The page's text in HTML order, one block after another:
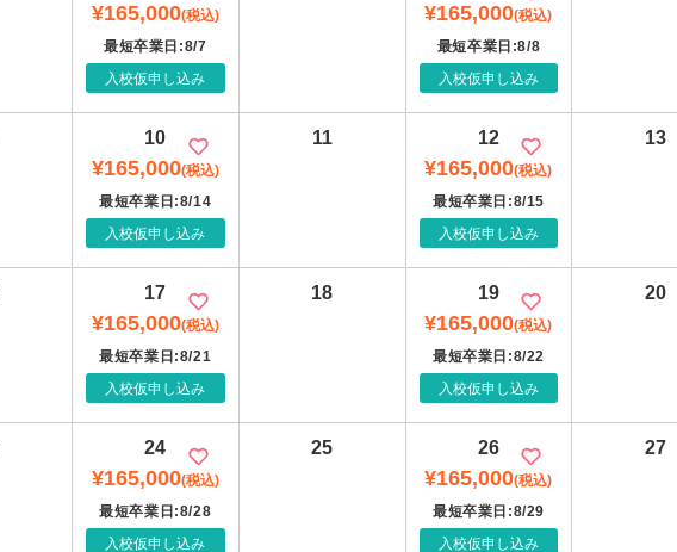
¥165,000(税込)
最短卒業日:8/7
入校仮申し込み
¥165,000(税込)
最短卒業日:8/8
入校仮申し込み
10
¥165,000(税込)
最短卒業日:8/14
入校仮申し込み
11 12
¥165,000(税込)
最短卒業日:8/15
入校仮申し込み
13
17
¥165,000(税込)
最短卒業日:8/21
入校仮申し込み
18 19
¥165,000(税込)
最短卒業日:8/22
入校仮申し込み
20
24
¥165,000(税込)
最短卒業日:8/28
入校仮申し込み
25 26
¥165,000(税込)
最短卒業日:8/29
入校仮申し込み
27